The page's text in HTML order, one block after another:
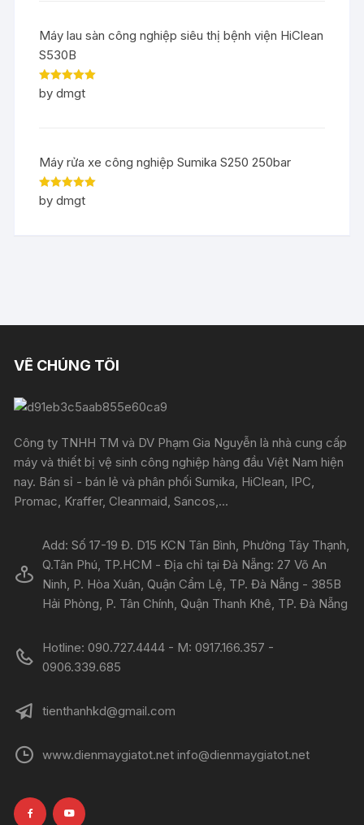
Máy lau sàn công nghiệp siêu thị bệnh viện HiClean
S530B
Rated5out
of 5
by dmgt
Máy rửa xe công nghiệp Sumika S250 250bar
Rated5out
of 5
by dmgt
VỀ CHÚNG TÔI
Công ty TNHH TM và DV Phạm Gia Nguyễn là nhà cung cấp
máy và thiết bị vệ sinh công nghiệp hàng đầu Việt Nam hiện
nay. Bán sỉ - bán lẻ và phân phối Sumika, HiClean, IPC,
Promac, Kraffer, Cleanmaid, Sancos,...
Add: Số 17-19 Đ. D15 KCN Tân Bình, Phường Tây Thạnh,
Q.Tân Phú, TP.HCM - Địa chỉ tại Đà Nẵng: 27 Võ An
Ninh, P. Hòa Xuân, Quận Cẩm Lệ, TP. Đà Nẵng - 385B
Hải Phòng, P. Tân Chính, Quận Thanh Khê, TP. Đà Nẵng
Hotline: 090.727.4444 - M: 0917.166.357 -
0906.339.685
tienthanhkd@gmail.com
www.dienmaygiatot.net info@dienmaygiatot.net